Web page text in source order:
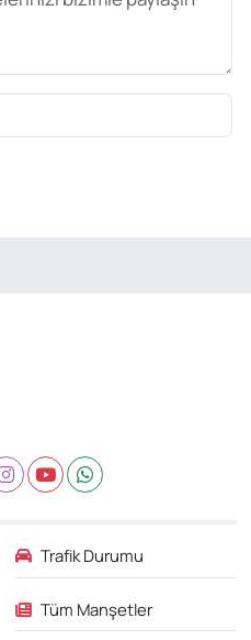
Trafik Durumu
Tüm Manşetler